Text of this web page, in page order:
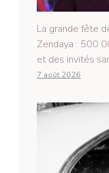
La grande fête
Zendaya : 500
et des invités
7 août 2026